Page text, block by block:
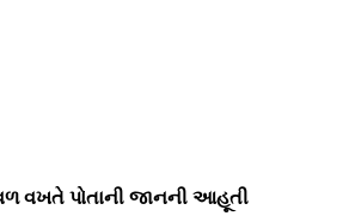
વખતે પોતાની જાનની આહૂતી